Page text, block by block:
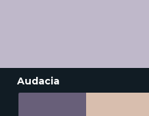
Audacia